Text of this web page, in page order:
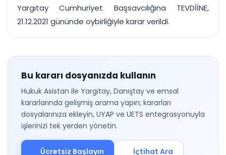
Yargıtay Cumhuriyet Başsavcılığına TEVDİİNE,
21.12.2021 gününde oybirliğiyle karar verildi.
Bu kararı dosyanızda kullanın
Hukuk Asistan ile Yargıtay, Danıştay ve emsal
kararlarında gelişmiş arama yapın; kararları
dosyalarınıza ekleyin, UYAP ve UETS entegrasyonuyla
işlerinizi tek yerden yönetin.
Ücretsiz Başlayın İçtihat Ara